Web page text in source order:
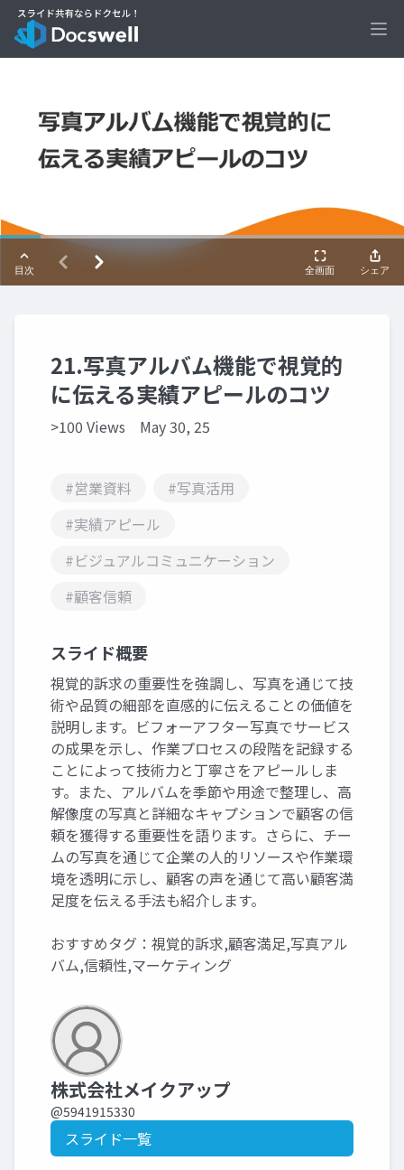
21.写真アルバム機能で視覚的
に伝える実績アピールのコツ
>100 Views May 30, 25
#営業資料
#写真活用
#実績アピール
#ビジュアルコミュニケーション
#顧客信頼
スライド概要
視覚的訴求の重要性を強調し、写真を通じて技
術や品質の細部を直感的に伝えることの価値を
説明します。ビフォーアフター写真でサービス
の成果を示し、作業プロセスの段階を記録する
ことによって技術力と丁寧さをアピールしま
す。また、アルバムを季節や用途で整理し、高
解像度の写真と詳細なキャプションで顧客の信
頼を獲得する重要性を語ります。さらに、チー
ムの写真を通じて企業の人的リソースや作業環
境を透明に示し、顧客の声を通じて高い顧客満
足度を伝える手法も紹介します。
おすすめタグ：視覚的訴求,顧客満足,写真アル
バム,信頼性,マーケティング
株式会社メイクアップ
@5941915330
スライド一覧